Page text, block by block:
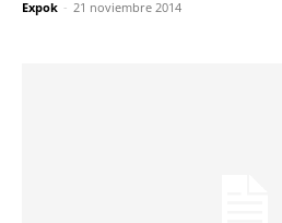
Expok - 21 noviembre 2014